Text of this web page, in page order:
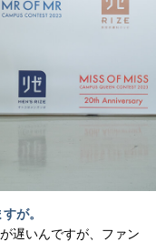
が。
遅いんですが、ファン